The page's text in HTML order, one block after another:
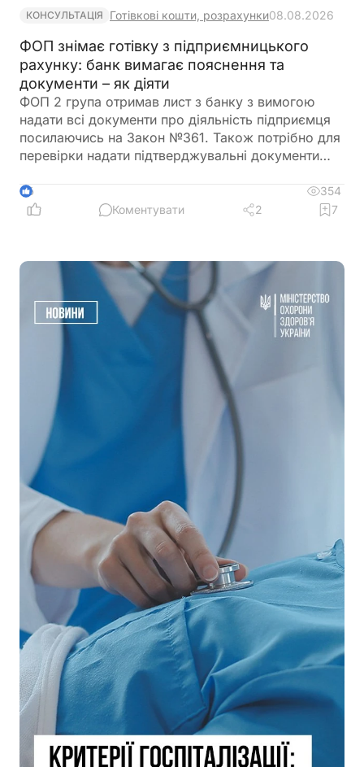
КОНСУЛЬТАЦІЯ Готівкові кошти, розрахунки08.08.2026
ФОП знімає готівку з підприємницького
рахунку: банк вимагає пояснення та
документи – як діяти
ФОП 2 група отримав лист з банку з вимогою
надати всі документи про діяльність підприємця
посилаючись на Закон №361. Також потрібно для
перевірки надати підтверджувальні документи
готівкових коштів (в дозволеному об’ємі
періодично знімаються з поточного рахунку).
банку?
6
354
Коментувати
2 7